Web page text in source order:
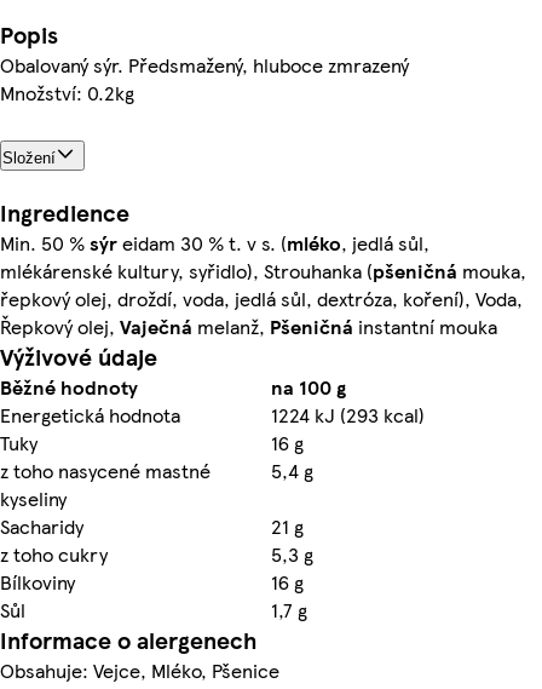
Popis
Obalovaný sýr. Předsmažený, hluboce zmrazený
Množství: 0.2kg
Složení
Ingredience
Min. 50 %sýreidam 30 % t. v s. (mléko, jedlá sůl,
mlékárenské kultury, syřidlo), Strouhanka (pšeničná mouka,
řepkový olej, droždí, voda, jedlá sůl, dextróza, koření), Voda,
Řepkový olej, Vaječná melanž, Pšeničná instantní mouka
Výživové údaje
Běžné hodnoty
na 100 g
Energetická hodnota
1224 kJ (293 kcal)
Tuky
16 g
z toho nasycené mastné
kyseliny
5,4 g
Sacharidy
21 g
z toho cukry
5,3 g
Bílkoviny
16 g
Sůl
1,7 g
Informace o alergenech
Obsahuje: Vejce, Mléko, Pšenice